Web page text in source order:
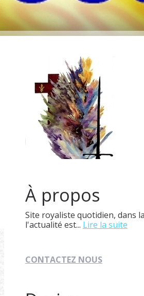
À propos
Site royaliste quotidien, dans
l'actualité est... Lire la suite
CONTACTEZ NOUS